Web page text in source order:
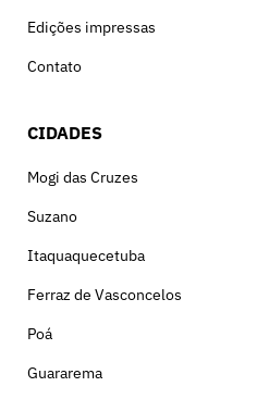
Edições impressas
Contato
CIDADES
Mogi das Cruzes
Suzano
Itaquaquecetuba
Ferraz de Vasconcelos
Poá
Guararema